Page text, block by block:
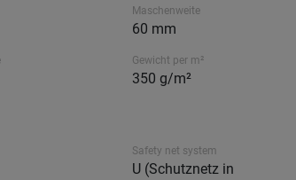
Maschenweite
60 mm
Gewicht per m²
350 g/m²
Safety net system
U (Schutznetz in